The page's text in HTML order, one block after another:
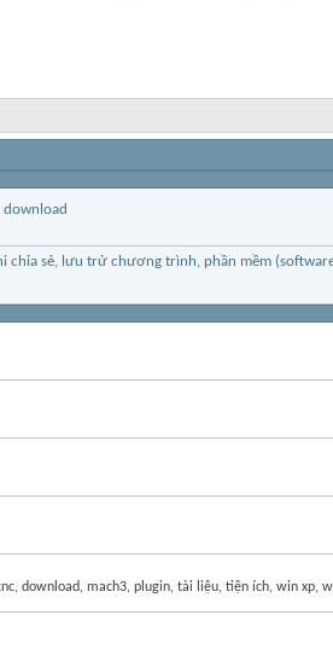
chỉa sẻ, lưu trử chương trình, phần mềm